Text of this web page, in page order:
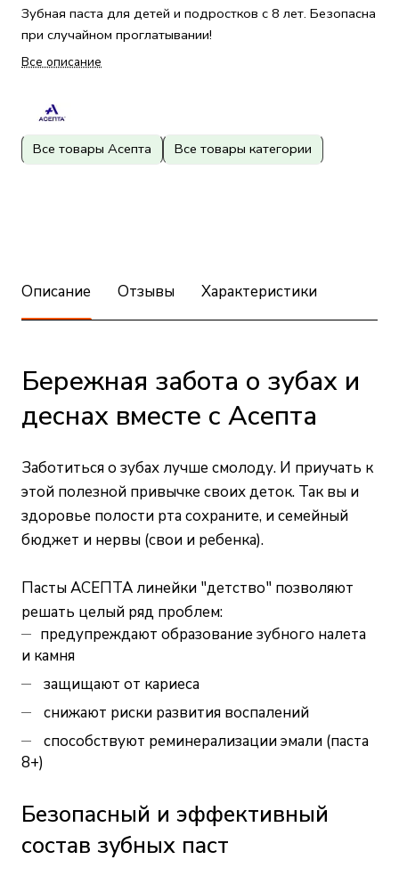
Зубная паста для детей и подростков с 8 лет. Безопасна
при случайном проглатывании!
Все описание
Все товары Асепта Все товары категории
Описание Отзывы Характеристики
Бережная забота о зубах и
деснах вместе с Асепта
Заботиться о зубах лучше смолоду. И приучать к
этой полезной привычке своих деток. Так вы и
здоровье полости рта сохраните, и семейный
бюджет и нервы (свои и ребенка).
Пасты АСЕПТА линейки "детство" позволяют
решать целый ряд проблем:
предупреждают образование зубного налета
и камня
защищают от кариеса
снижают риски развития воспалений
способствуют реминерализации эмали (паста
8+)
Безопасный и эффективный
состав зубных паст